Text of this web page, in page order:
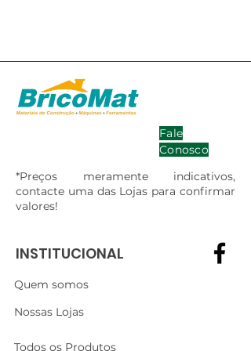
Fale
Conosco
*Preços meramente indicativos,
contacte uma das Lojas para confirmar
valores!
INSTITUCIONAL
Quem somos
Nossas Lojas
Todos os Produtos